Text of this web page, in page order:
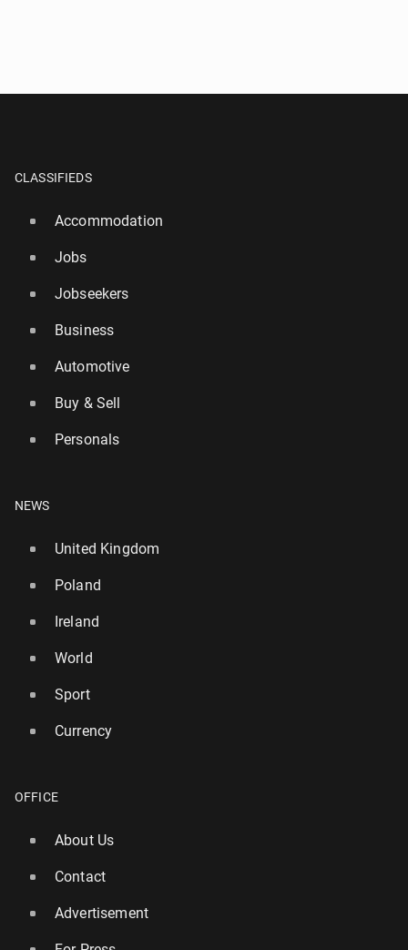
CLASSIFIEDS
Accommodation
Jobs
Jobseekers
Business
Automotive
Buy & Sell
Personals
NEWS
United Kingdom
Poland
Ireland
World
Sport
Currency
OFFICE
About Us
Contact
Advertisement